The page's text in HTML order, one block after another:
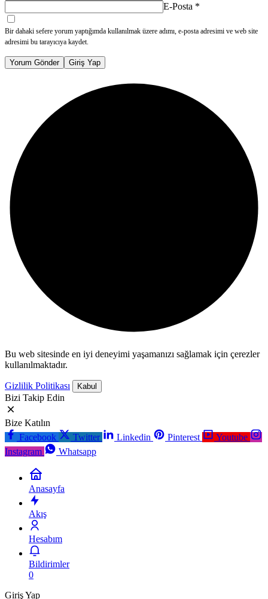
E-Posta *
Bir dahaki sefere yorum yaptığımda kullanılmak üzere adımı, e-posta adresimi ve web site
adresimi bu tarayıcıya kaydet.
Yorum Gönder Giriş Yap
Bu web sitesinde en iyi deneyimi yaşamanızı sağlamak için çerezler
kullanılmaktadır.
Gizlilik Politikası Kabul
Bizi Takip Edin
Bize Katılın
Facebook
Twitter Linkedin Pinterest
Youtube
Instagram
Whatsapp
Anasayfa
Akış
Hesabım
Bildirimler
0
Giriş Yap